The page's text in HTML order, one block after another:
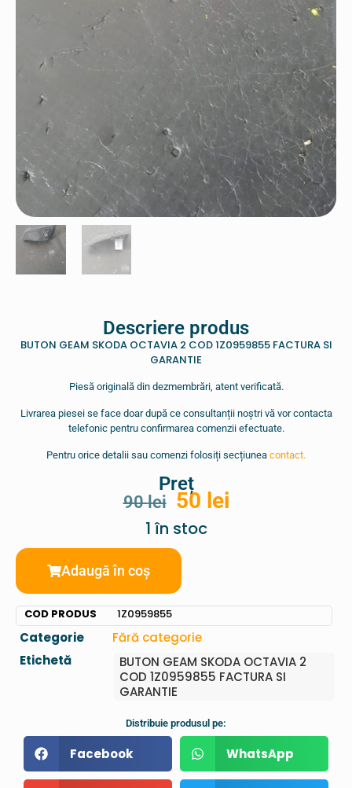
Descriere produs
BUTON GEAM SKODA OCTAVIA 2 COD 1Z0959855 FACTURA SI
GARANTIE
Piesă originală din dezmembrări, atent verificată.
Livrarea piesei se face doar după ce consultanții noștri vă vor contacta
telefonic pentru confirmarea comenzii efectuate.
Pentru orice detalii sau comenzi folosiți secțiunea contact.
Preț
90lei 50 lei
1 în stoc
Adaugă în coș
COD PRODUS 1Z0959855
Categorie
Fără categorie
Etichetă
BUTON GEAM SKODA OCTAVIA 2
COD 1Z0959855 FACTURA SI
GARANTIE
Distribuie produsul pe:
Facebook WhatsApp